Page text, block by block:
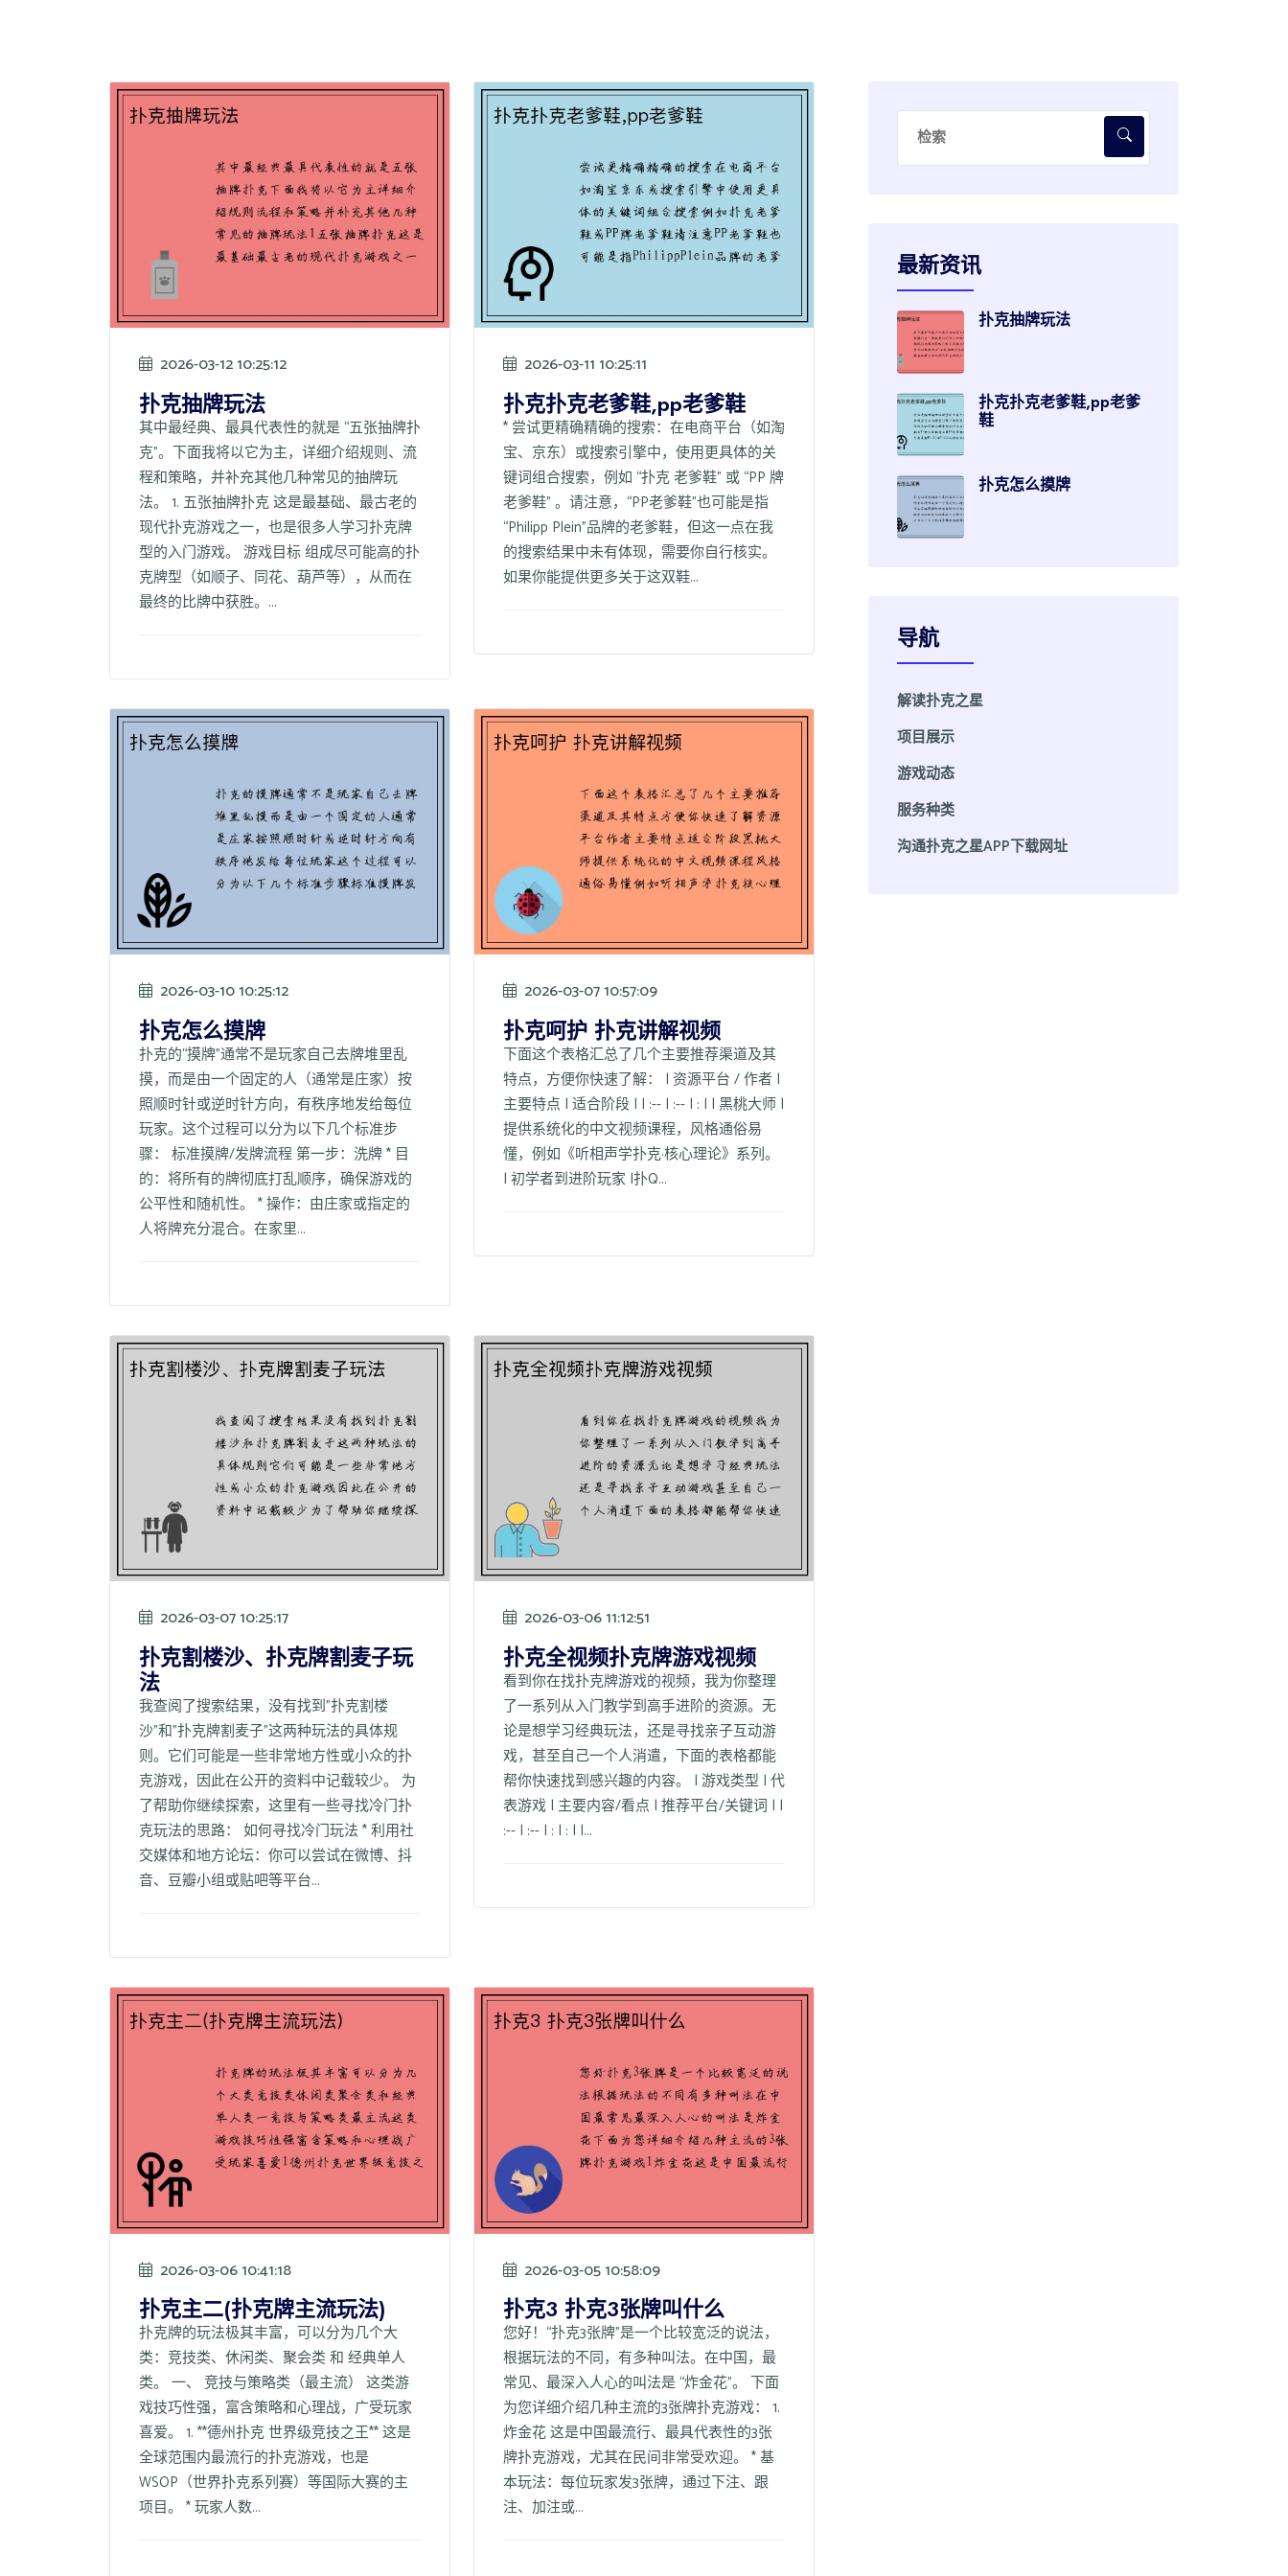
2026-03-12 10:25:12
扑克抽牌玩法
其中最经典、最具代表性的就是 “五张抽牌扑
克”。下面我将以它为主，详细介绍规则、流
程和策略，并补充其他几种常见的抽牌玩
法。 1. 五张抽牌扑克 这是最基础、最古老的
现代扑克游戏之一，也是很多人学习扑克牌
型的入门游戏。 游戏目标 组成尽可能高的扑
克牌型（如顺子、同花、葫芦等），从而在
最终的比牌中获胜。...
2026-03-11 10:25:11
扑克扑克老爹鞋,pp老爹鞋
* 尝试更精确精确的搜索：在电商平台（如淘
宝、京东）或搜索引擎中，使用更具体的关
键词组合搜索，例如 “扑克 老爹鞋” 或 “PP 牌
老爹鞋” 。请注意，“PP老爹鞋”也可能是指
“Philipp Plein”品牌的老爹鞋，但这一点在我
的搜索结果中未有体现，需要你自行核实。
如果你能提供更多关于这双鞋...
2026-03-10 10:25:12
扑克怎么摸牌
扑克的“摸牌”通常不是玩家自己去牌堆里乱
摸，而是由一个固定的人（通常是庄家）按
照顺时针或逆时针方向，有秩序地发给每位
玩家。这个过程可以分为以下几个标准步
骤： 标准摸牌/发牌流程 第一步：洗牌 * 目
的：将所有的牌彻底打乱顺序，确保游戏的
公平性和随机性。 * 操作：由庄家或指定的
人将牌充分混合。在家里...
2026-03-07 10:57:09
扑克呵护 扑克讲解视频
下面这个表格汇总了几个主要推荐渠道及其
特点，方便你快速了解： | 资源平台 / 作者 |
主要特点 | 适合阶段 | | :-- | :-- | : | | 黑桃大师 |
提供系统化的中文视频课程，风格通俗易
懂，例如《听相声学扑克·核心理论》系列。
| 初学者到进阶玩家 |扑Q...
2026-03-07 10:25:17
扑克割楼沙、扑克牌割麦子玩
法
我查阅了搜索结果，没有找到"扑克割楼
沙"和"扑克牌割麦子"这两种玩法的具体规
则。它们可能是一些非常地方性或小众的扑
克游戏，因此在公开的资料中记载较少。 为
了帮助你继续探索，这里有一些寻找冷门扑
克玩法的思路： 如何寻找冷门玩法 * 利用社
交媒体和地方论坛：你可以尝试在微博、抖
音、豆瓣小组或贴吧等平台...
2026-03-06 11:12:51
扑克全视频扑克牌游戏视频
看到你在找扑克牌游戏的视频，我为你整理
了一系列从入门教学到高手进阶的资源。无
论是想学习经典玩法，还是寻找亲子互动游
戏，甚至自己一个人消遣，下面的表格都能
帮你快速找到感兴趣的内容。 | 游戏类型 | 代
表游戏 | 主要内容/看点 | 推荐平台/关键词 | |
:-- | :-- | : | : | |...
2026-03-06 10:41:18
扑克主二(扑克牌主流玩法)
扑克牌的玩法极其丰富，可以分为几个大
类：竞技类、休闲类、聚会类 和 经典单人
类。 一、 竞技与策略类（最主流） 这类游
戏技巧性强，富含策略和心理战，广受玩家
喜爱。 1. **德州扑克 世界级竞技之王** 这是
全球范围内最流行的扑克游戏，也是
WSOP（世界扑克系列赛）等国际大赛的主
项目。 * 玩家人数...
2026-03-05 10:58:09
扑克3 扑克3张牌叫什么
您好！“扑克3张牌”是一个比较宽泛的说法，
根据玩法的不同，有多种叫法。在中国，最
常见、最深入人心的叫法是 “炸金花”。 下面
为您详细介绍几种主流的3张牌扑克游戏： 1.
炸金花 这是中国最流行、最具代表性的3张
牌扑克游戏，尤其在民间非常受欢迎。 * 基
本玩法：每位玩家发3张牌，通过下注、跟
注、加注或...
最新资讯
扑克抽牌玩法
扑克扑克老爹鞋,pp老爹
鞋
扑克怎么摸牌
导航
解读扑克之星
项目展示
游戏动态
服务种类
沟通扑克之星APP下载网址